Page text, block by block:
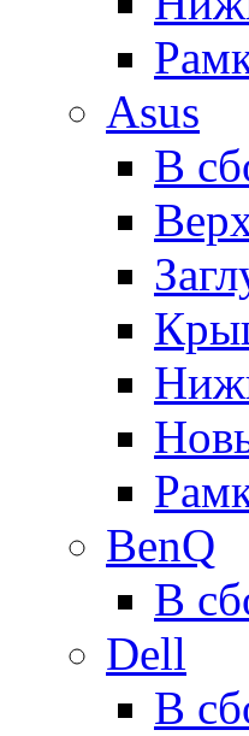
Asus
В
BenQ
В
Dell
В